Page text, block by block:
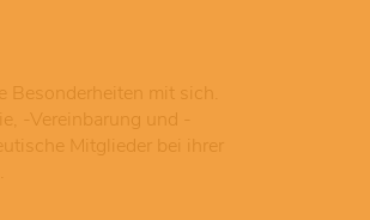
mit sich.
-Vereinbarung und -
Mitglieder bei ihrer